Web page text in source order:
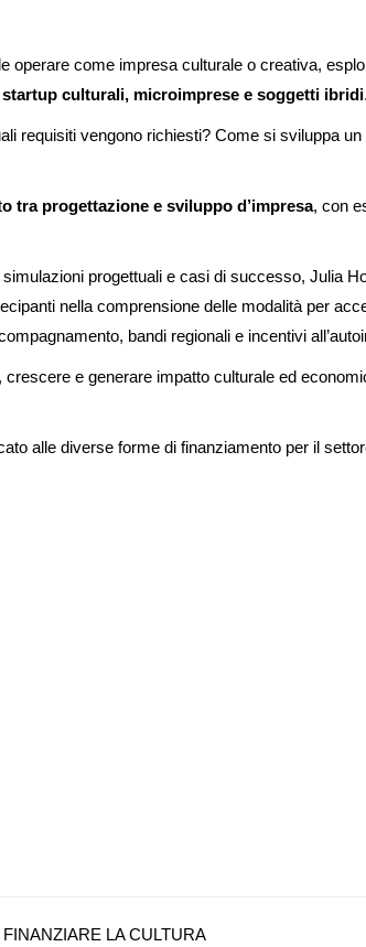
operare come impresa culturale o creativa,
startup culturali, microimprese e soggetti ibridi.
requisiti vengono richiesti? Come si sviluppa un
o tra progettazione e sviluppo d’impresa, con
progettuali e casi di successo, Julia
nella comprensione delle modalità per
bandi regionali e incentivi
e generare impatto culturale ed
alle diverse forme di finanziamento per il
LA CULTURA